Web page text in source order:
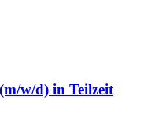
w/d) in Teilzeit